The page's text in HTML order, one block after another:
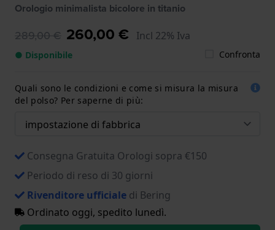
Orologio minimalista bicolore in titanio
289,00 € 260,00 € Incl 22% Iva
● Disponibile Confronta
Quali sono le condizioni e come si misura la misura
del polso? Per saperne di più:
Consegna Gratuita Orologi sopra €150
Periodo di reso di 30 giorni
Rivenditore ufficiale di Bering
Ordinato oggi, spedito lunedì.